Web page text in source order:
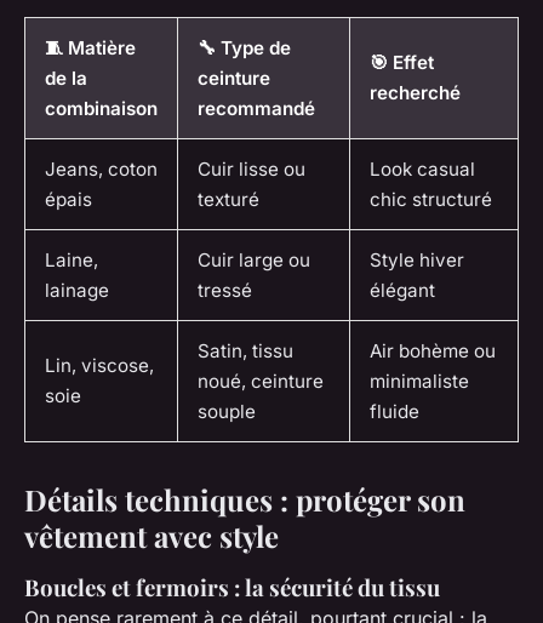
🧵 Matière
de la
combinaison
🔧 Type de
ceinture
recommandé
🎯 Effet
recherché
Jeans, coton
épais
Cuir lisse ou
texturé
Look casual
chic structuré
Laine,
lainage
Cuir large ou
tressé
Style hiver
élégant
Lin, viscose,
soie
Satin, tissu
noué, ceinture
souple
Air bohème ou
minimaliste
fluide
Détails techniques : protéger son
vêtement avec style
Boucles et fermoirs : la sécurité du tissu
On pense rarement à ce détail, pourtant crucial : la